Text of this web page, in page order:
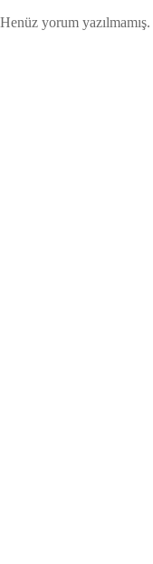
Henüz yorum yazılmamış.